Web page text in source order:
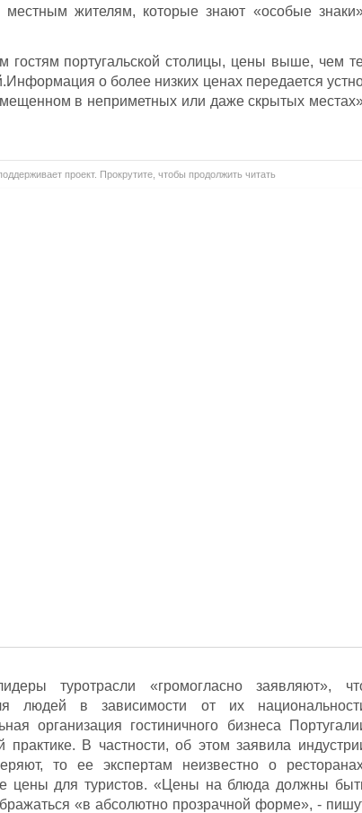
жителям, которые знают «особые
португальской столицы, цены выше, чем
о более низких ценах передается
в неприметных или даже скрытых
проект. Прокрутите, чтобы продолжить читать
туротрасли «громогласно заявляют»,
людей в зависимости от их
организация гостиничного бизнеса
практике. В частности, об этом заявила
то ее экспертам неизвестно о
цены для туристов. «Цены на блюда должны
«в абсолютно прозрачной форме», -